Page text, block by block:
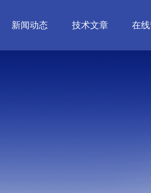
新闻动态 技术文章 在